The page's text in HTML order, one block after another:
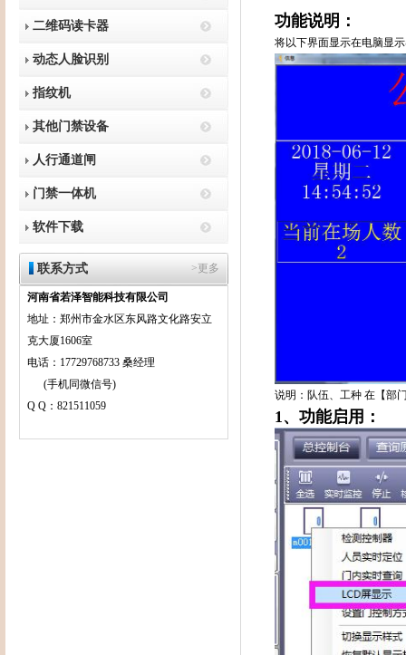
二维码读卡器
动态人脸识别
指纹机
其他门禁设备
人行通道闸
门禁一体机
软件下载
联系方式 >更多
河南省若泽智能科技有限公司
地址：郑州市金水区东风路文化路安立
克大厦1606室
电话：17729768733 桑经理
(手机同微信号)
Q Q：821511059
功能说明：
将以下界面显示在电脑显
说明：队伍、工种 在【部
1、功能启用：